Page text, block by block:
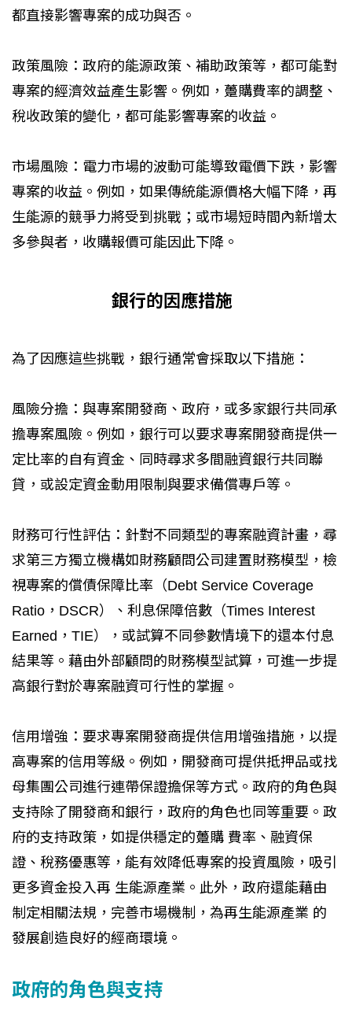
都直接影響專案的成功與否。
政策風險：政府的能源政策、補助政策等，都可能對
專案的經濟效益產生影響。例如，躉購費率的調整、
稅收政策的變化，都可能影響專案的收益。
市場風險：電力市場的波動可能導致電價下跌，影響
專案的收益。例如，如果傳統能源價格大幅下降，再
生能源的競爭力將受到挑戰；或市場短時間內新增太
多參與者，收購報價可能因此下降。
銀行的因應措施
為了因應這些挑戰，銀行通常會採取以下措施：
風險分擔：與專案開發商、政府，或多家銀行共同承
擔專案風險。例如，銀行可以要求專案開發商提供一
定比率的自有資金、同時尋求多間融資銀行共同聯
貸，或設定資金動用限制與要求備償專戶等。
財務可行性評估：針對不同類型的專案融資計畫，尋
求第三方獨立機構如財務顧問公司建置財務模型，檢
視專案的償債保障比率（Debt Service Coverage
Ratio，DSCR）、利息保障倍數（Times Interest
Earned，TIE），或試算不同參數情境下的還本付息
結果等。藉由外部顧問的財務模型試算，可進一步提
高銀行對於專案融資可行性的掌握。
信用增強：要求專案開發商提供信用增強措施，以提
高專案的信用等級。例如，開發商可提供抵押品或找
母集團公司進行連帶保證擔保等方式。政府的角色與
支持除了開發商和銀行，政府的角色也同等重要。政
府的支持政策，如提供穩定的躉購 費率、融資保
證、稅務優惠等，能有效降低專案的投資風險，吸引
更多資金投入再 生能源產業。此外，政府還能藉由
制定相關法規，完善市場機制，為再生能源產業 的
發展創造良好的經商環境。
政府的角色與支持